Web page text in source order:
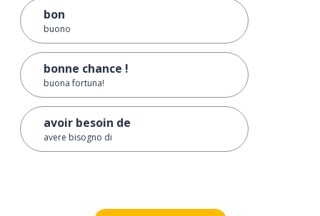
bon
buono
bonne chance !
buona fortuna!
avoir besoin de
avere bisogno di